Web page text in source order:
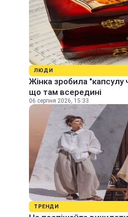
ЛЮДИ
Жінка зробила "капсулу
що там всередині
06 серпня 2026, 15:33
ТРЕНДИ